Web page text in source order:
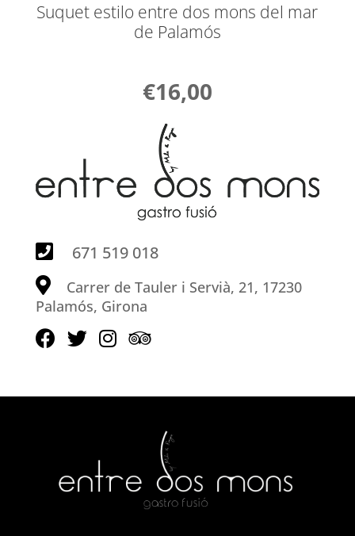
Suquet estilo entre dos mons del mar
de Palamós
€16,00
671 519 018
Carrer de Tauler i Servià, 21, 17230
Palamós, Girona